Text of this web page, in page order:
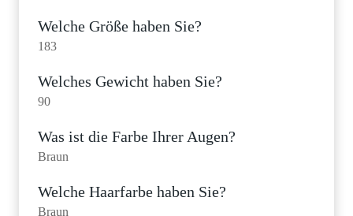
Welche Größe haben Sie?
183
Welches Gewicht haben Sie?
90
Was ist die Farbe Ihrer Augen?
Braun
Welche Haarfarbe haben Sie?
Braun